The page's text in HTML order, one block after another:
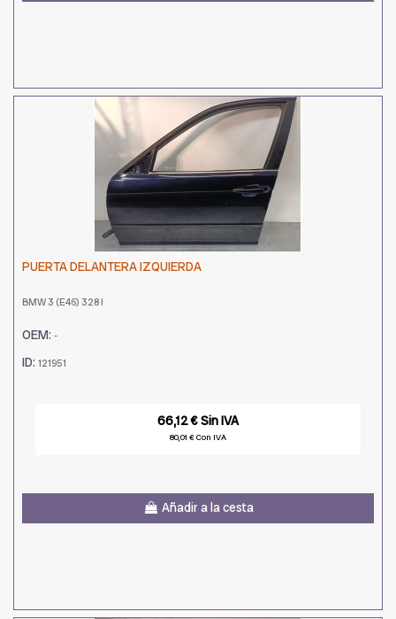
PUERTA DELANTERA IZQUIERDA
BMW 3 (E46) 328 I
OEM: -
ID: 121951
66,12 € Sin IVA
80,01 € Con IVA
Añadir a la cesta